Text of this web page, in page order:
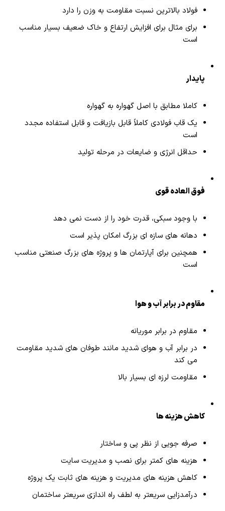
فولاد بالاترین نسبت مقاومت به وزن را دارد
برای مثال برای افزایش ارتفاع و خاک ضعیف بسیار مناسب
است
پایدار
کاملا مطابق با اصل گهواره به گهواره
یک قاب فولادی کاملاً قابل بازیافت و قابل استفاده مجدد
است
حداقل انرژی و ضایعات در مرحله تولید
فوق العاده قوی
با وجود سبکی، قدرت خود را از دست نمی دهد
دهانه های سازه ای بزرگ امکان پذیر است
همچنین برای آپارتمان ها و پروژه های بزرگ صنعتی مناسب
است
مقاوم در برابر آب و هوا
مقاوم در برابر موریانه
در برابر آب و هوای شدید مانند طوفان های شدید مقاومت
می کند
مقاومت لرزه ای بسیار بالا
کاهش هزینه ها
صرفه جویی از نظر پی و ساختار
هزینه های کمتر برای نصب و مدیریت سایت
کاهش هزینه های مدیریت و هزینه های ثابت یک پروژه
درآمدزایی سریعتر به لطف راه اندازی سریعتر ساختمان